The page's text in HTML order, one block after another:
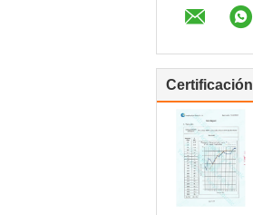
Certificación